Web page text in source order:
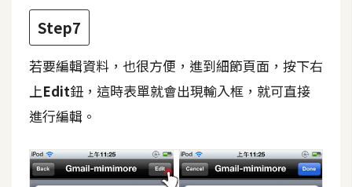
r
p
t
U
I
Step7
若要編輯資料，也很方便，進到細節頁面，按下右
上Edit鈕，這時表單就會出現輸入框，就可直接
進行編輯。